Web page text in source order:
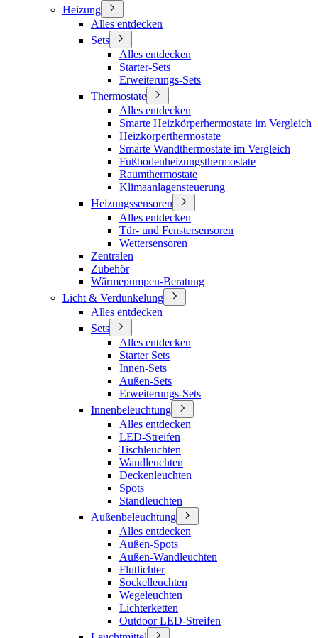
Heizung
Alles entdecken
Sets
Alles entdecken
Starter-Sets
Erweiterungs-Sets
Thermostate
Alles entdecken
Smarte Heizkörperhermostate im Vergleich
Heizkörperthermostate
Smarte Wandthermostate im Vergleich
Fußbodenheizungsthermostate
Raumthermostate
Klimaanlagensteuerung
Heizungssensoren
Alles entdecken
Tür- und Fenstersensoren
Wettersensoren
Zentralen
Zubehör
Wärmepumpen-Beratung
Licht & Verdunkelung
Alles entdecken
Sets
Alles entdecken
Starter Sets
Innen-Sets
Außen-Sets
Erweiterungs-Sets
Innenbeleuchtung
Alles entdecken
LED-Streifen
Tischleuchten
Wandleuchten
Deckenleuchten
Spots
Standleuchten
Außenbeleuchtung
Alles entdecken
Außen-Spots
Außen-Wandleuchten
Flutlichter
Sockelleuchten
Wegeleuchten
Lichterketten
Outdoor LED-Streifen